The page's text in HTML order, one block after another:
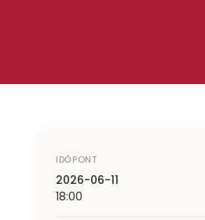
IDŐPONT
2026-06-11
18:00